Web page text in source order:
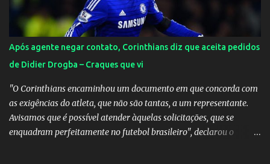
Após agente negar contato, Corinthians diz que aceita pedidos
de Didier Drogba – Craques que vi
"O Corinthians encaminhou um documento em que concorda com
as exigências do atleta, que não são tantas, a um representante.
Avisamos que é possível atender àquelas solicitações, que se
enquadram perfeitamente no futebol brasileiro", declarou o